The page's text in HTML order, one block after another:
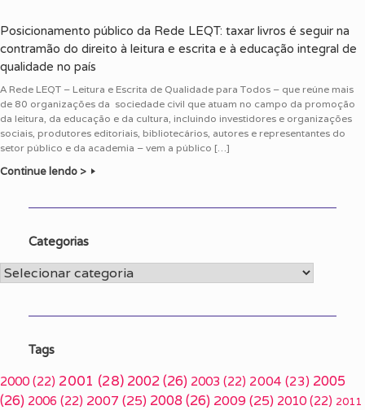
Posicionamento público da Rede LEQT: taxar livros é seguir na
contramão do direito à leitura e escrita e à educação integral de
qualidade no país
A Rede LEQT – Leitura e Escrita de Qualidade para Todos – que reúne mais
de 80 organizações da sociedade civil que atuam no campo da promoção
da leitura, da educação e da cultura, incluindo investidores e organizações
sociais, produtores editoriais, bibliotecários, autores e representantes do
setor público e da academia – vem a público […]
Continue lendo >
Categorias
Categorias
Tags
2000 (22) 2001 (28) 2002(26) 2003 (22) 2004 (23) 2005
(26) 2006 (22) 2007 (25) 2008(26) 2009(25) 2010 (22) 2011